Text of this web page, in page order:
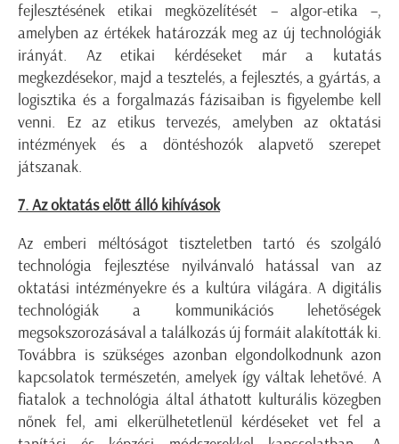
fejlesztésének etikai megközelítését – algor-etika –,
amelyben az értékek határozzák meg az új technológiák
irányát. Az etikai kérdéseket már a kutatás
megkezdésekor, majd a tesztelés, a fejlesztés, a gyártás, a
logisztika és a forgalmazás fázisaiban is figyelembe kell
venni. Ez az etikus tervezés, amelyben az oktatási
intézmények és a döntéshozók alapvető szerepet
játszanak.
7. Az oktatás előtt álló kihívások
Az emberi méltóságot tiszteletben tartó és szolgáló
technológia fejlesztése nyilvánvaló hatással van az
oktatási intézményekre és a kultúra világára. A digitális
technológiák a kommunikációs lehetőségek
megsokszorozásával a találkozás új formáit alakították ki.
Továbbra is szükséges azonban elgondolkodnunk azon
kapcsolatok természetén, amelyek így váltak lehetővé. A
fiatalok a technológia által áthatott kulturális közegben
nőnek fel, ami elkerülhetetlenül kérdéseket vet fel a